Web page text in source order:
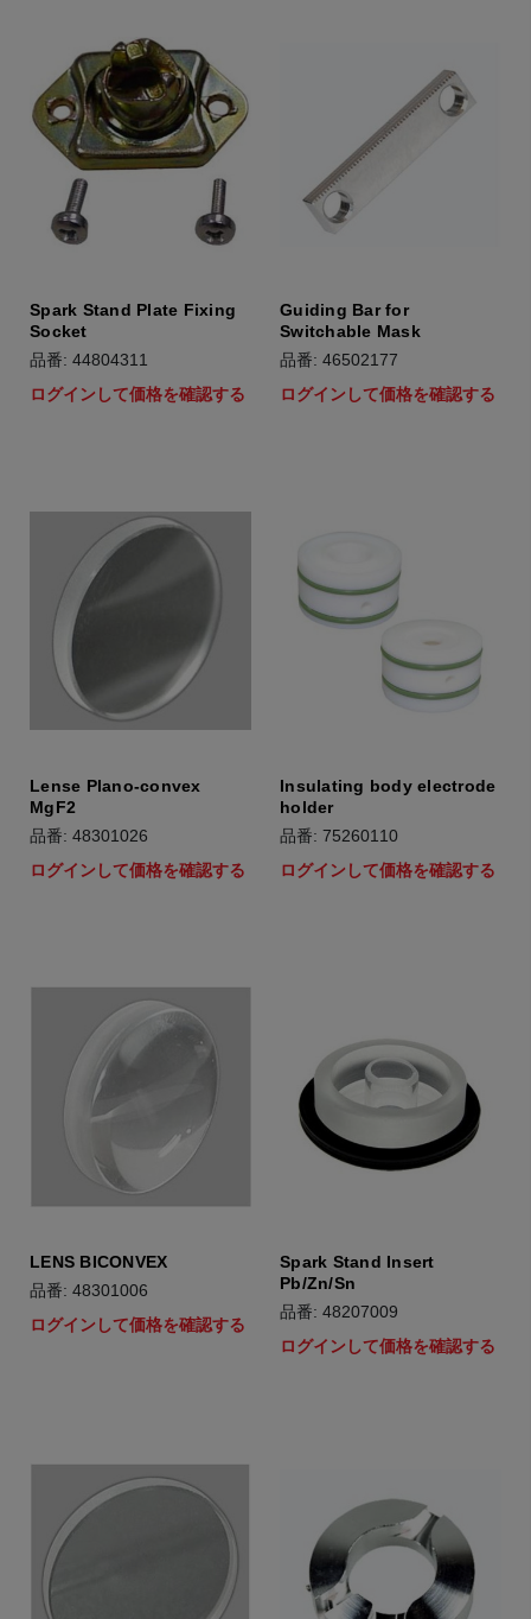
Spark Stand Plate Fixing
Socket
品番: 44804311
ログインして価格を確認する
Guiding Bar for
Switchable Mask
品番: 46502177
ログインして価格を確認する
Lense Plano-convex
MgF2
品番: 48301026
ログインして価格を確認する
Insulating body electrode
holder
品番: 75260110
ログインして価格を確認する
LENS BICONVEX
品番: 48301006
ログインして価格を確認する
Spark Stand Insert
Pb/Zn/Sn
品番: 48207009
ログインして価格を確認する